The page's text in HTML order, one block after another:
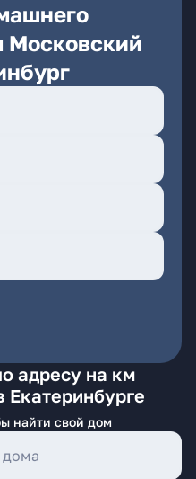
Московский
адресу на км
Екатеринбурге
найти свой дом